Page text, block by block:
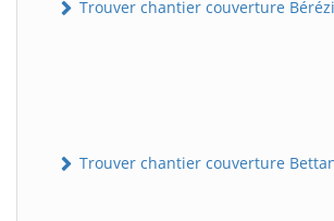
Trouver chantier couverture
Trouver chantier couverture